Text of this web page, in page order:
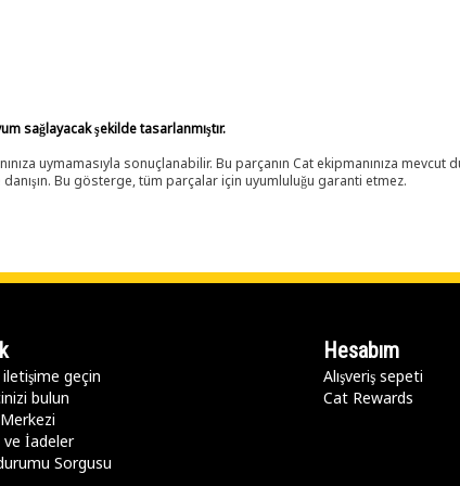
sağlayacak şekilde tasarlanmıştır.
uymamasıyla sonuçlanabilir. Bu parçanın Cat ekipmanınıza mevcut
Bu gösterge, tüm parçalar için uyumluluğu garanti etmez.
geçin
bulun
İadeler
Sorgusu
Hesabım
Alışveriş sepeti
Cat Rewards